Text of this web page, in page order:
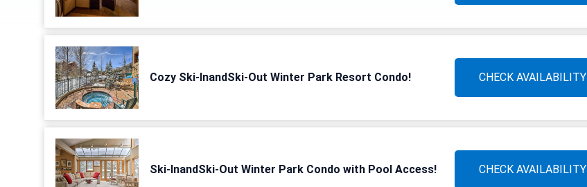
Cozy Ski-InandSki-Out Winter Park Resort Condo! CHECK AVAILABILITY
Ski-InandSki-Out Winter Park Condo with Pool Access! CHECK AVAILABILITY